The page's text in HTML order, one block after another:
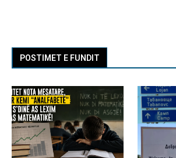
POSTIMET E FUNDIT